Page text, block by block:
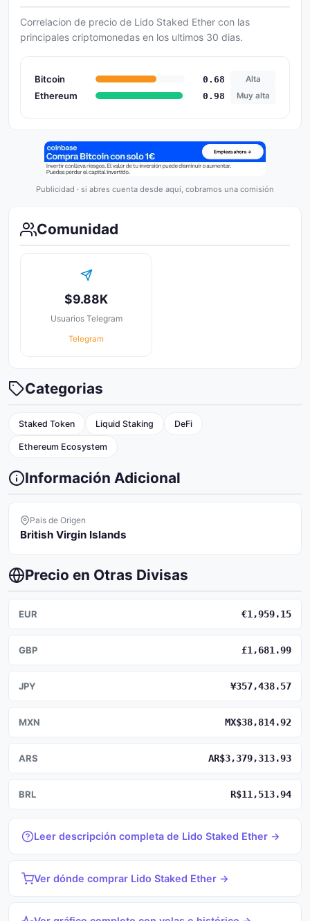
Correlacion de precio de Lido Staked Ether con las
principales criptomonedas en los ultimos 30 dias.
Bitcoin 0.68 Alta
Ethereum 0.98 Muy alta
Publicidad · si abres cuenta desde aquí, cobramos una comisión
Comunidad
$9.88K
Usuarios Telegram
Telegram
Categorias
Staked Token Liquid Staking DeFi
Ethereum Ecosystem
Información Adicional
Pais de Origen
British Virgin Islands
Precio en Otras Divisas
EUR €1,959.15
GBP £1,681.99
JPY ¥357,438.57
MXN MX$38,814.92
ARS AR$3,379,313.93
BRL R$11,513.94
Leer descripción completa de Lido Staked Ether →
Ver dónde comprar Lido Staked Ether →